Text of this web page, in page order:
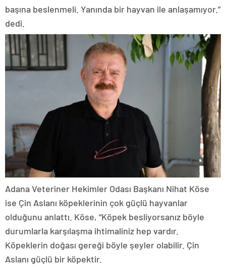
başına beslenmeli. Yanında bir hayvan ile anlaşamıyor.”
dedi.
Adana Veteriner Hekimler Odası Başkanı Nihat Köse
ise Çin Aslanı köpeklerinin çok güçlü hayvanlar
olduğunu anlattı. Köse, “Köpek besliyorsanız böyle
durumlarla karşılaşma ihtimaliniz hep vardır.
Köpeklerin doğası gereği böyle şeyler olabilir. Çin
Aslanı güçlü bir köpektir.